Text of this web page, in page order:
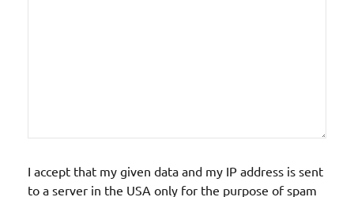
I accept that my given data and my IP address is sent
to a server in the USA only for the purpose of spam